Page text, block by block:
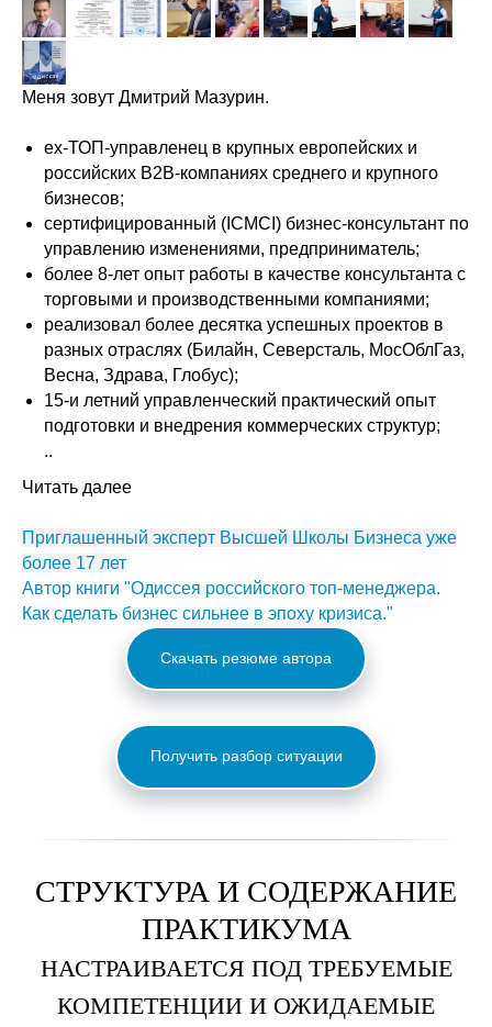
Меня зовут Дмитрий Мазурин.
ex-ТОП-управленец в крупных европейских и
российских В2В-компаниях среднего и крупного
бизнесов;
сертифицированный (ICMCI) бизнес-консультант по
управлению изменениями, предприниматель;
более 8-лет опыт работы в качестве консультанта с
торговыми и производственными компаниями;
реализовал более десятка успешных проектов в
разных отраслях (Билайн, Северсталь, МосОблГаз,
Весна, Здрава, Глобус);
15-и летний управленческий практический опыт
подготовки и внедрения коммерческих структур;
..
Читать далее
Приглашенный эксперт Высшей Школы Бизнеса уже
более 17 лет
Автор книги "Одиссея российского топ-менеджера.
Как сделать бизнес сильнее в эпоху кризиса."
Скачать резюме автора
Получить разбор ситуации
СТРУКТУРА И СОДЕРЖАНИЕ
ПРАКТИКУМА
НАСТРАИВАЕТСЯ ПОД ТРЕБУЕМЫЕ
КОМПЕТЕНЦИИ И ОЖИДАЕМЫЕ